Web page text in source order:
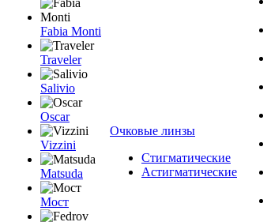
Fabia Monti
Traveler
Salivio
Oscar
Vizzini
Matsuda
Мост
Очковые линзы
Стигматические
Астигматические